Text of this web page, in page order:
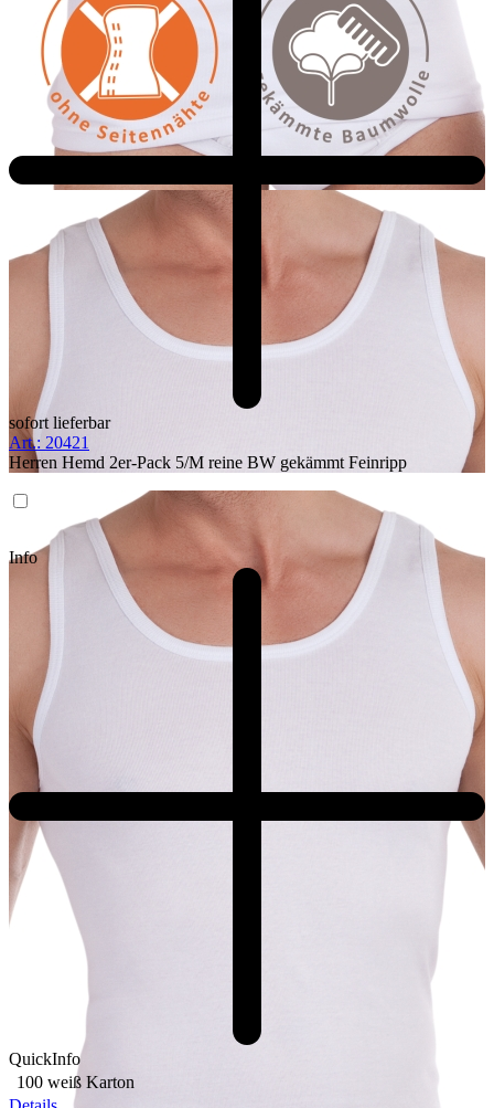
sofort lieferbar
Art.: 20421
Herren Hemd 2er-Pack 5/M reine BW gekämmt Feinripp
Info
QuickInfo
100 weiß Karton